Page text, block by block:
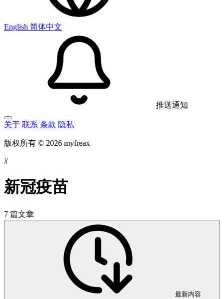
English 简体中文
推送通知
关于 联系 条款 隐私
版权所有 © 2026 myfreax
#
新冠疫苗
7 篇文章
最新内容